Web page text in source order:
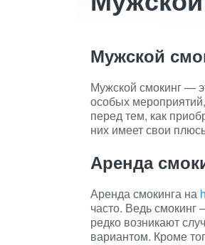
Мужской
Мужской смокинг —
особых
перед тем, как
них имеет свои
Аренда
Аренда смокинга на
часто. Ведь смокинг
редко возникают
вариантом. Кроме